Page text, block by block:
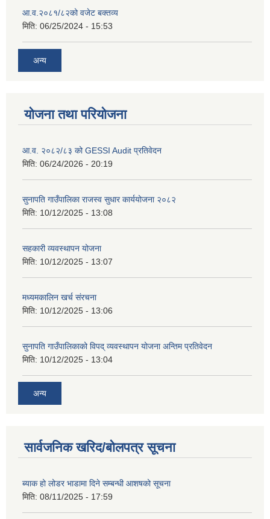
आ.व.२०८१/८२को वजेट बक्तव्य
मिति: 06/25/2024 - 15:53
अन्य
योजना तथा परियोजना
आ.व. २०८२/८३ को GESSI Audit प्रतिवेदन
मिति: 06/24/2026 - 20:19
सुनापति गाउँपालिका राजस्व सुधार कार्ययोजना २०८२
मिति: 10/12/2025 - 13:08
सहकारी व्यवस्थापन योजना
मिति: 10/12/2025 - 13:07
मध्यमकालिन खर्च संरचना
मिति: 10/12/2025 - 13:06
सुनापति गाउँपालिकाको विपद् व्यवस्थापन योजना अन्तिम प्रतिवेदन
मिति: 10/12/2025 - 13:04
अन्य
सार्वजनिक खरिद/बोलपत्र सूचना
ब्याक हो लोडर भाडामा दिने सम्बन्धी आशषको सूचना
मिति: 08/11/2025 - 17:59